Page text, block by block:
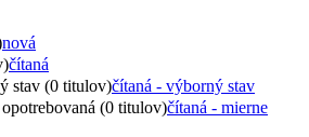
nová
čítaná
stav (0 titulov)čítaná - výborný stav
(0 titulov)čítaná - mierne